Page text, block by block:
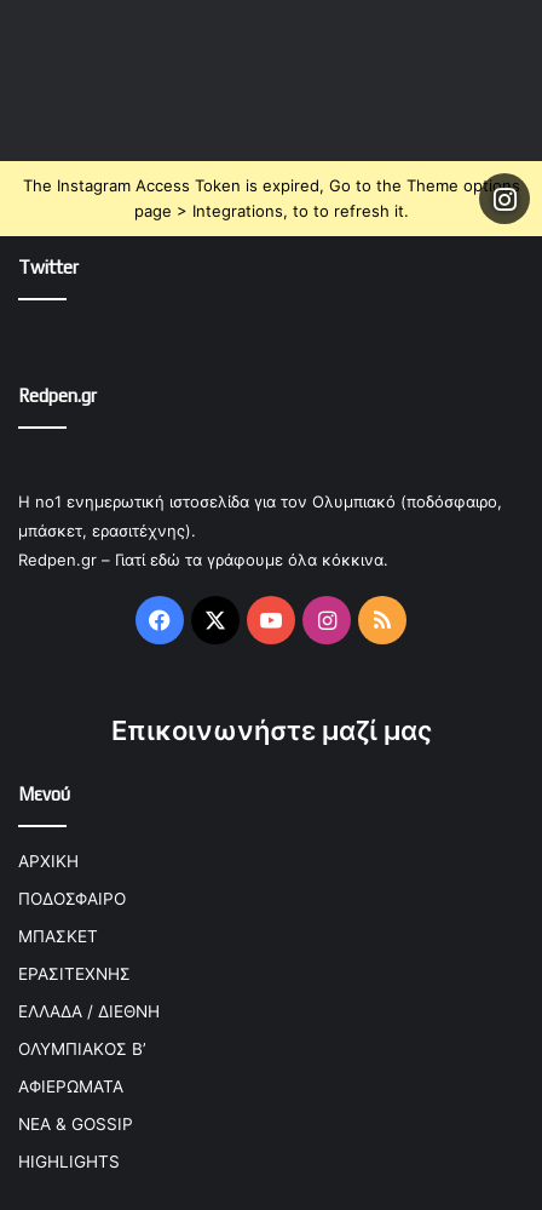
The Instagram Access Token is expired, Go to the Theme options
page > Integrations, to to refresh it.
Twitter
Redpen.gr
Η no1 ενημερωτική ιστοσελίδα για τον Ολυμπιακό (ποδόσφαιρο,
μπάσκετ, ερασιτέχνης).
Redpen.gr – Γιατί εδώ τα γράφουμε όλα κόκκινα.
Facebook
X YouTubeInstagram
RSS
Επικοινωνήστε μαζί μας
Μενού
ΑΡΧΙΚΗ
ΠΟΔΟΣΦΑΙΡΟ
ΜΠΑΣΚΕΤ
ΕΡΑΣΙΤΕΧΝΗΣ
ΕΛΛΑΔΑ / ΔΙΕΘΝΗ
ΟΛΥΜΠΙΑΚΟΣ Β’
ΑΦΙΕΡΩΜΑΤΑ
ΝΕΑ & GOSSIP
HIGHLIGHTS